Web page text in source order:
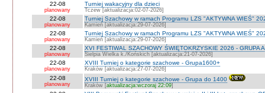
22-08
planowany
Turniej wakacyjny dla dzieci
Tczew [aktualizacja:02-07-2026]
22-08
planowany
Turniej Szachowy w ramach Programu LZS "AKTYWNA WIEŚ"
Kamień [aktualizacja:29-07-2026]
22-08
planowany
Turniej Szachowy w ramach Programu LZS "AKTYWNA WIEŚ"
Kamień [aktualizacja:29-07-2026]
22-08
planowany
XVI FESTIWAL SZACHOWY ŚWIĘTOKRZYSKIE 2026 - GRUPA
Sielpia Wielka k./Końskich [aktualizacja:21-07-2026]
22-08
planowany
XVIII Turniej o kategorie szachowe - Grupa1600+
Kraków [aktualizacja:27-07-2026]
22-08
planowany
XVIII Turniej o kategorie szachowe - Grupa do 1400
Kraków [aktualizacja:wczoraj 22:09]